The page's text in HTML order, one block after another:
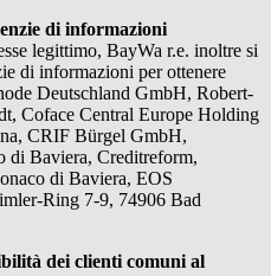
di informazioni
legittimo, BayWa r.e. inoltre si
di informazioni per ottenere
Deutschland GmbH, Robert-
Coface Central Europe Holding
CRIF Bürgel GmbH,
di Baviera, Creditreform,
di Baviera, EOS
Ring 7-9, 74906 Bad
dei clienti comuni al